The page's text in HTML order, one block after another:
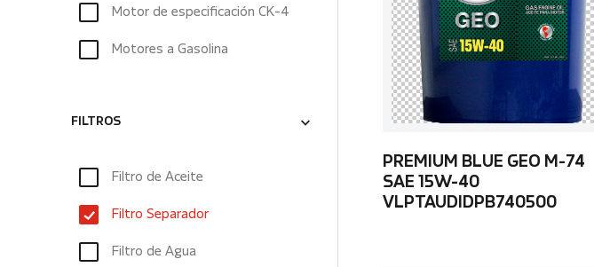
Motor de especificación CK-4
Motores a Gasolina
FILTROS
Filtro de Aceite
Filtro Separador
Filtro de Agua
PREMIUM BLUE GEO M-74
SAE 15W-40
VLPTAUDIDPB740500